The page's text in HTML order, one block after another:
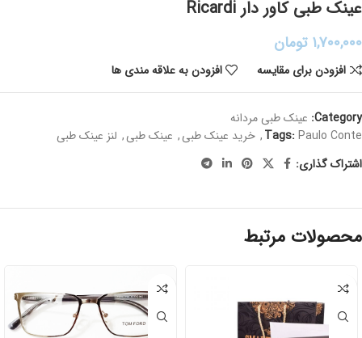
عینک طبی کاور دار Ricardi
۱,۷۰۰,۰۰۰ تومان
افزودن برای مقایسه افزودن به علاقه مندی ها
Category: عینک طبی مردانه
Tags:Paulo Conte
, خرید عینک طبی, عینک طبی, لنز عینک طبی
اشتراک گذاری:
محصولات مرتبط